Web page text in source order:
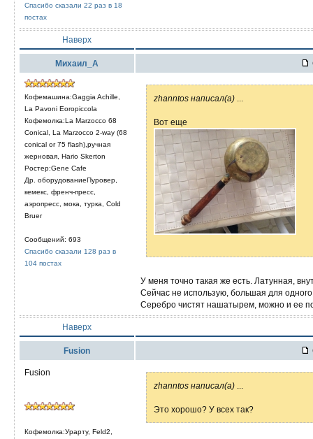
Спасибо сказали 22 раз в 18
постах
Наверх
Михаил_А
Кофемашина:Gaggia Achille,
La Pavoni Eoropiccola
Кофемолка:La Marzocco 68
Conical, La Marzocco 2-way (68
conical or 75 flash),ручная
жерновая, Hario Skerton
Ростер:Gene Cafe
Др. оборудованиеПуровер,
кемекс, френч-пресс,
аэропресс, мока, турка, Cold
Bruer
Сообщений: 693
Спасибо сказали 128 раз в
104 постах
zhanntos написал(а)
Вот еще
У меня точно такая же есть. Латунная,
Сейчас не использую, большая для
Серебро чистят нашатырем, можно и ее
Наверх
Fusion
Fusion
Кофемолка:Урарту, Feld2,
zhanntos написал(а)
Это хорошо? У всех так?